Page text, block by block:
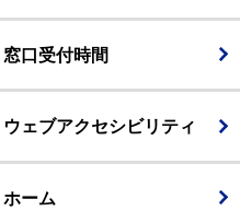
窓口受付時間
ウェブアクセシビリティ
ホーム